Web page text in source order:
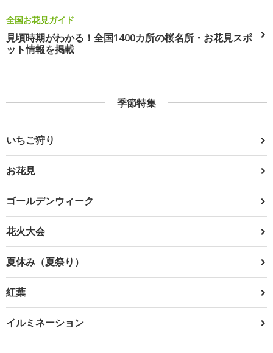
全国お花見ガイド
見頃時期がわかる！全国1400カ所の桜名所・お花見スポ
ット情報を掲載
季節特集
いちご狩り
お花見
ゴールデンウィーク
花火大会
夏休み（夏祭り）
紅葉
イルミネーション